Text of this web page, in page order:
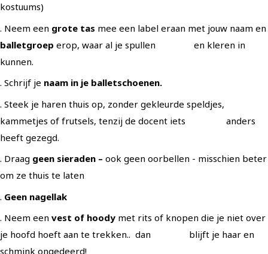
kostuums)
. Neem een grote tas mee een label eraan met jouw naam en
balletgroep erop, waar al je spullen en kleren in
kunnen.
. Schrijf je naam in je balletschoenen.
. Steek je haren thuis op, zonder gekleurde speldjes,
kammetjes of frutsels, tenzij de docent iets anders
heeft gezegd.
. Draag geen sieraden – ook geen oorbellen - misschien beter
om ze thuis te laten
. Geen nagellak
. Neem een vest of hoody met rits of knopen die je niet over
je hoofd hoeft aan te trekken.. dan blijft je haar en
schmink ongedeerd!